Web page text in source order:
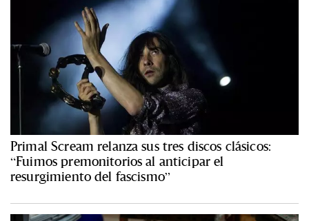
Primal Scream relanza sus tres discos clásicos:
“Fuimos premonitorios al anticipar el
resurgimiento del fascismo”